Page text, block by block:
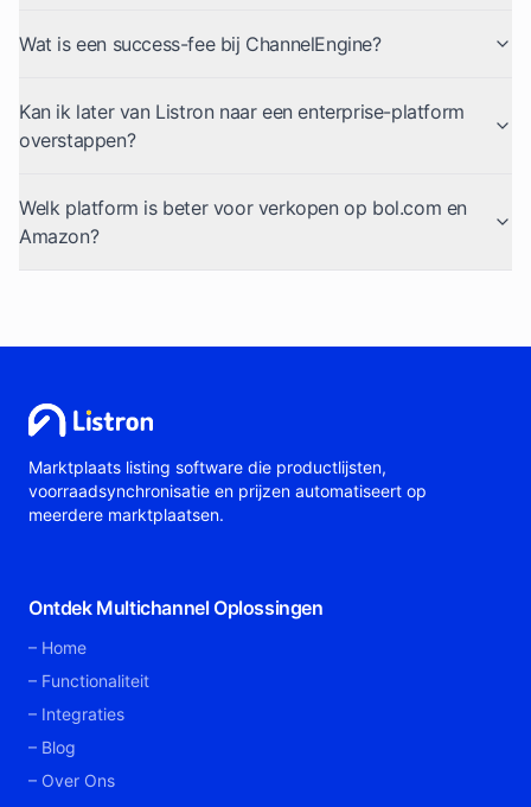
Wat is een success-fee bij ChannelEngine?
Kan ik later van Listron naar een enterprise-platform
overstappen?
Welk platform is beter voor verkopen op bol.com en
Amazon?
Marktplaats listing software die productlijsten,
voorraadsynchronisatie en prijzen automatiseert op
meerdere marktplaatsen.
Ontdek Multichannel Oplossingen
Home
Functionaliteit
Integraties
Blog
Over Ons